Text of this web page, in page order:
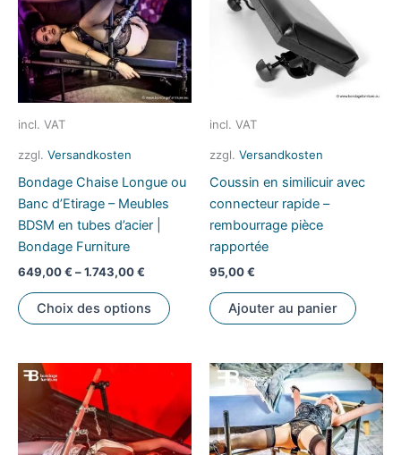
être
choisies
sur
la
produit
la
incl. VAT
zzgl. Versandkosten
Bondage Chaise Longue ou
Banc d’Etirage – Meubles
BDSM en tubes d’acier |
Bondage Furniture
649,00€ –1.743,00€
Choix des options
produit
plusieurs
variations.
Les
options
peuvent
incl. VAT
zzgl. Versandkosten
Coussin en similicuir avec
connecteur rapide –
rembourrage pièce
rapportée
95,00€
Ajouter au panier